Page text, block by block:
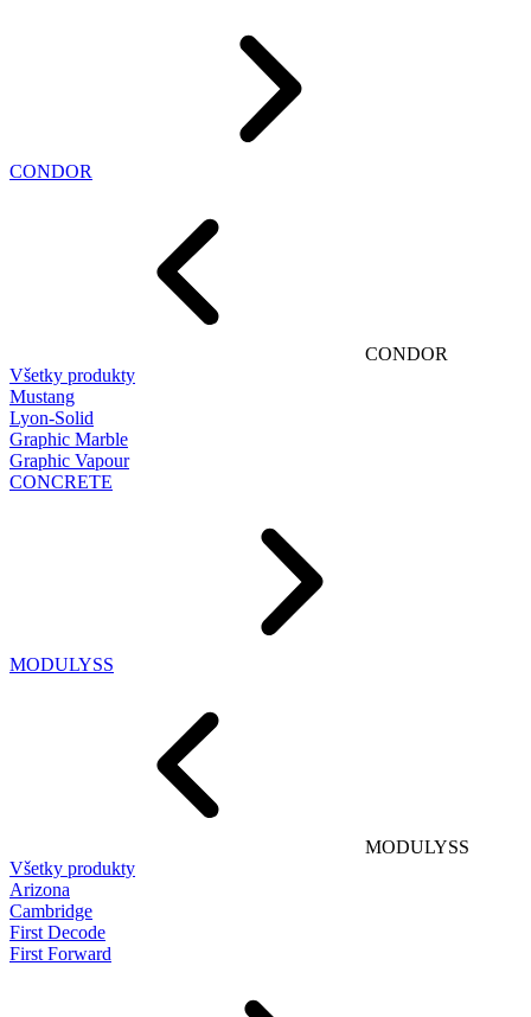
CONDOR
CONDOR
Všetky produkty
Mustang
Lyon-Solid
Graphic Marble
Graphic Vapour
CONCRETE
MODULYSS
MODULYSS
Všetky produkty
Arizona
Cambridge
First Decode
First Forward